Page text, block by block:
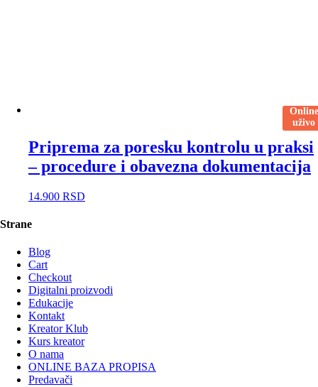
Online
uživo
Priprema za poresku kontrolu u praksi
– procedure i obavezna dokumentacija
14.900 RSD
Strane
Blog
Cart
Checkout
Digitalni proizvodi
Edukacije
Kontakt
Kreator Klub
Kurs kreator
O nama
ONLINE BAZA PROPISA
Predavači